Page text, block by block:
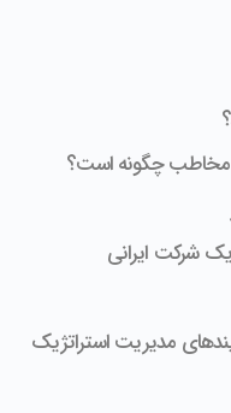
مخاطب چگونه است؟
یک شرکت ایرانی
مدیریت استراتژیک